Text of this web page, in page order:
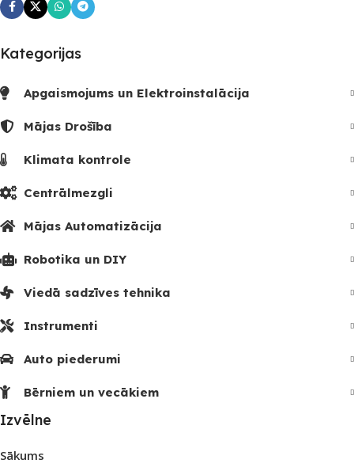
UZREIZ PIEEJAMAIS
Kategorijas
Apgaismojums un Elektroinstalācija
Mājas Drošība
Klimata kontrole
Centrālmezgli
Mājas Automatizācija
Robotika un DIY
Viedā sadzīves tehnika
Instrumenti
Auto piederumi
Bērniem un vecākiem
Izvēlne
Sākums